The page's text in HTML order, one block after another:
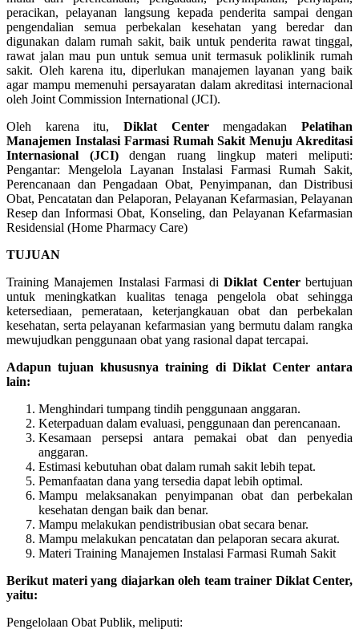
peracikan, pelayanan langsung kepada penderita sampai dengan
pengendalian semua perbekalan kesehatan yang beredar dan
digunakan dalam rumah sakit, baik untuk penderita rawat tinggal,
rawat jalan mau pun untuk semua unit termasuk poliklinik rumah
sakit. Oleh karena itu, diperlukan manajemen layanan yang baik
agar mampu memenuhi persayaratan dalam akreditasi internacional
oleh Joint Commission International (JCI).
Oleh karena itu, Diklat CentermengadakanPelatihan
Manajemen Instalasi Farmasi Rumah Sakit Menuju Akreditasi
Internasional (JCI)dengan ruang lingkup materi meliputi:
Pengantar: Mengelola Layanan Instalasi Farmasi Rumah Sakit,
Perencanaan dan Pengadaan Obat, Penyimpanan, dan Distribusi
Obat, Pencatatan dan Pelaporan, Pelayanan Kefarmasian, Pelayanan
Resep dan Informasi Obat, Konseling, dan Pelayanan Kefarmasian
Residensial (Home Pharmacy Care)
TUJUAN
Training Manajemen Instalasi Farmasi diDiklat Centerbertujuan
untuk meningkatkan kualitas tenaga pengelola obat sehingga
ketersediaan, pemerataan, keterjangkauan obat dan perbekalan
kesehatan, serta pelayanan kefarmasian yang bermutu dalam rangka
mewujudkan penggunaan obat yang rasional dapat tercapai.
Adapun tujuan khususnya training di Diklat Center antara
lain:
Menghindari tumpang tindih penggunaan anggaran.
Keterpaduan dalam evaluasi, penggunaan dan perencanaan.
Kesamaan persepsi antara pemakai obat dan penyedia
anggaran.
Estimasi kebutuhan obat dalam rumah sakit lebih tepat.
Pemanfaatan dana yang tersedia dapat lebih optimal.
Mampu melaksanakan penyimpanan obat dan perbekalan
kesehatan dengan baik dan benar.
Mampu melakukan pendistribusian obat secara benar.
Mampu melakukan pencatatan dan pelaporan secara akurat.
Materi Training Manajemen Instalasi Farmasi Rumah Sakit
Berikut materi yang diajarkan oleh team trainer Diklat Center,
yaitu:
Pengelolaan Obat Publik, meliputi: